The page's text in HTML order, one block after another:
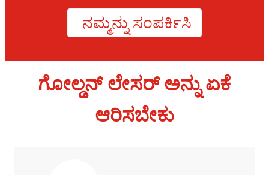
ನಮ್ಮನ್ನು ಸಂಪರ್ಕಿಸಿ
ಗೋಲ್ಡನ್ ಲೇಸರ್ ಅನ್ನು ಏಕೆ
ಆರಿಸಬೇಕು